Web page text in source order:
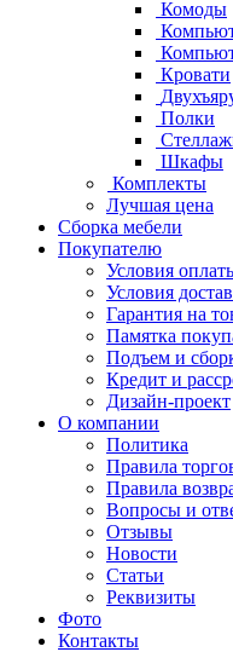
Комоды
Кровати
Полки
Шкафы
Комплекты
Лучшая цена
Сборка мебели
Покупателю
Условия
Условия
Гарантия на
Памятка
Подъем и
Кредит и
Дизайн-проект
О компании
Политика
Правила
Правила
Вопросы и
Отзывы
Новости
Статьи
Реквизиты
Фото
Контакты